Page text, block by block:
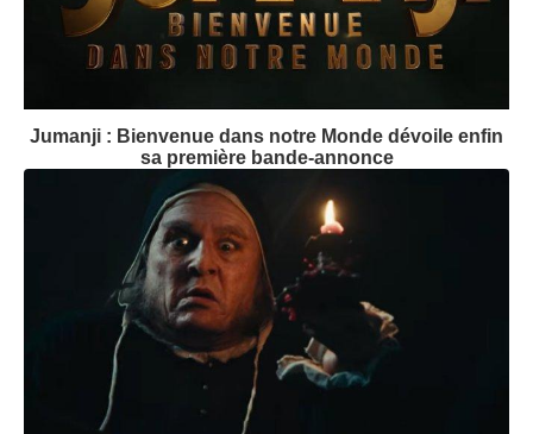
Jumanji : Bienvenue dans notre Monde dévoile enfin
sa première bande-annonce